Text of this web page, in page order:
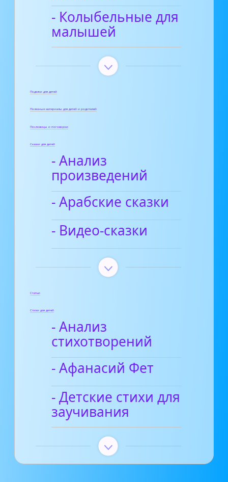
- Колыбельные для
малышей
Поделки для детей
Полезные материалы для детей и родителей
Пословицы и поговорки
Сказки для детей
- Анализ
произведений
- Арабские сказки
- Видео-сказки
Статьи
Стихи для детей
- Анализ
стихотворений
- Афанасий Фет
- Детские стихи для
заучивания